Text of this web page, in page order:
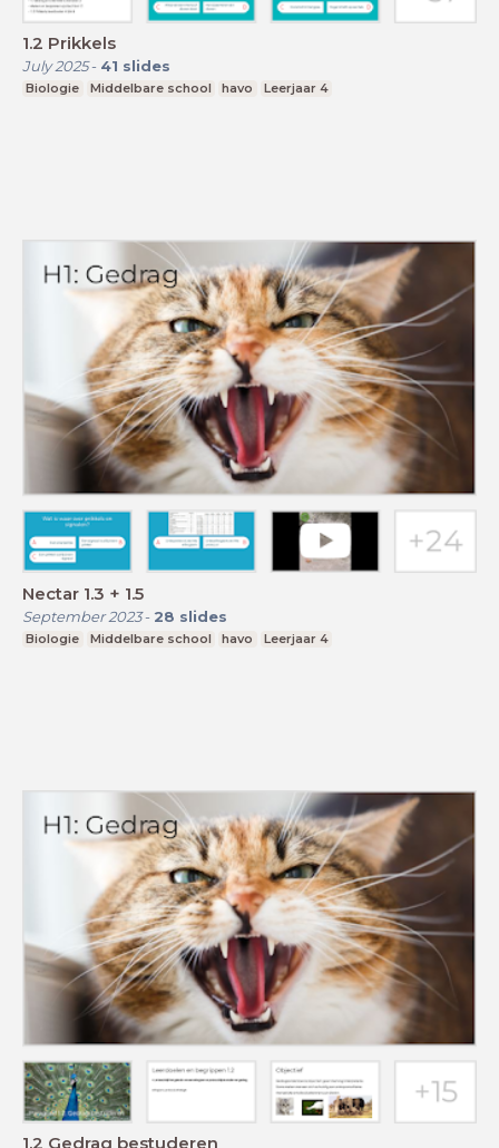
1.2 Prikkels
July 2025- 41 slides
Biologie Middelbare school havo Leerjaar 4
Nectar 1.3 + 1.5
September 2023- 28 slides
Biologie Middelbare school havo Leerjaar 4
1.2 Gedrag bestuderen